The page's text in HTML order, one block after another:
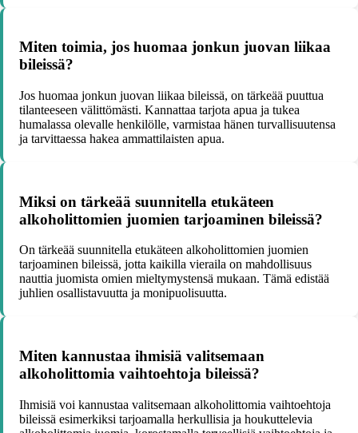
Miten toimia, jos huomaa jonkun juovan liikaa
bileissä?
Jos huomaa jonkun juovan liikaa bileissä, on tärkeää puuttua
tilanteeseen välittömästi. Kannattaa tarjota apua ja tukea
humalassa olevalle henkilölle, varmistaa hänen turvallisuutensa
ja tarvittaessa hakea ammattilaisten apua.
Miksi on tärkeää suunnitella etukäteen
alkoholittomien juomien tarjoaminen bileissä?
On tärkeää suunnitella etukäteen alkoholittomien juomien
tarjoaminen bileissä, jotta kaikilla vieraila on mahdollisuus
nauttia juomista omien mieltymystensä mukaan. Tämä edistää
juhlien osallistavuutta ja monipuolisuutta.
Miten kannustaa ihmisiä valitsemaan
alkoholittomia vaihtoehtoja bileissä?
Ihmisiä voi kannustaa valitsemaan alkoholittomia vaihtoehtoja
bileissä esimerkiksi tarjoamalla herkullisia ja houkuttelevia